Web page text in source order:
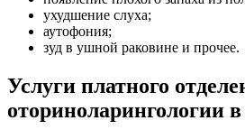
ухудшение слуха;
аутофония;
зуд в ушной раковине и прочее.
Услуги платного